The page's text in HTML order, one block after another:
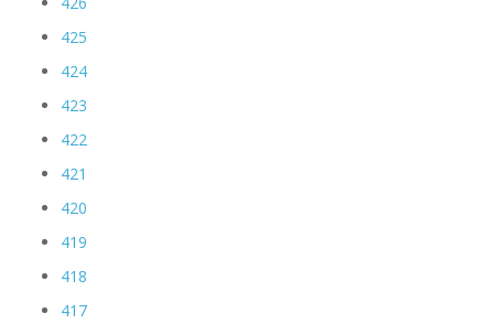
425
424
423
422
421
420
419
418
417